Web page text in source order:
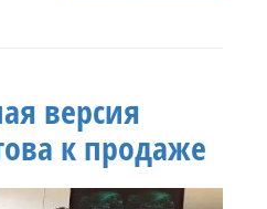
версия
к продаже